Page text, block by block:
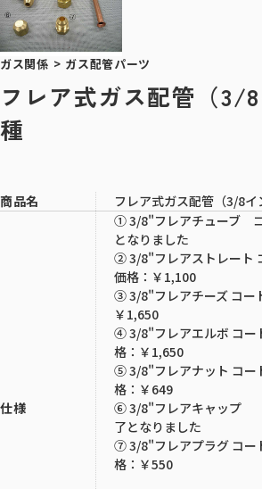
ガス関係 > ガス配管パーツ
フレア式ガス配管（3/
種
商品名 フレア式ガス配管（3/8イ
仕様
① 3/8"フレアチューブ
となりました
② 3/8"フレアストレート
価格：￥1,100
③ 3/8"フレアチーズ コー
￥1,650
④ 3/8"フレアエルボ コー
格：￥1,650
⑤ 3/8"フレアナット コー
格：￥649
⑥ 3/8"フレアキャップ
了となりました
⑦ 3/8"フレアプラグ コー
格：￥550